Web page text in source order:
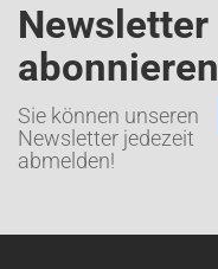
Newsletter
abonnieren
Sie können unseren
Newsletter jedezeit
abmelden!